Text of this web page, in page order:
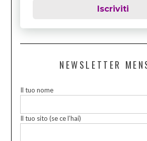
Iscriviti
NEWSLETTER
Il tuo nome
Il tuo sito (se ce l’hai)